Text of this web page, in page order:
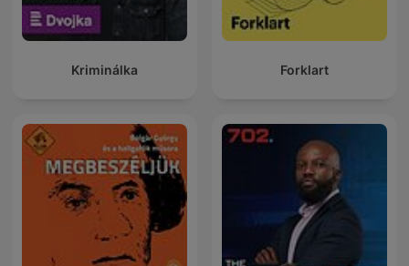
Kriminálka Forklart